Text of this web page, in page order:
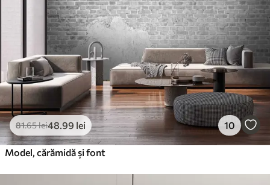
81.65lei48 .99 lei 10
Model, cărămidă și font